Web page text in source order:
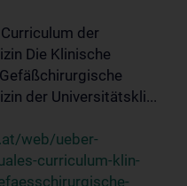
der
Die Klinische
der Universitätskli...
web/ueber-
curriculum-klin-